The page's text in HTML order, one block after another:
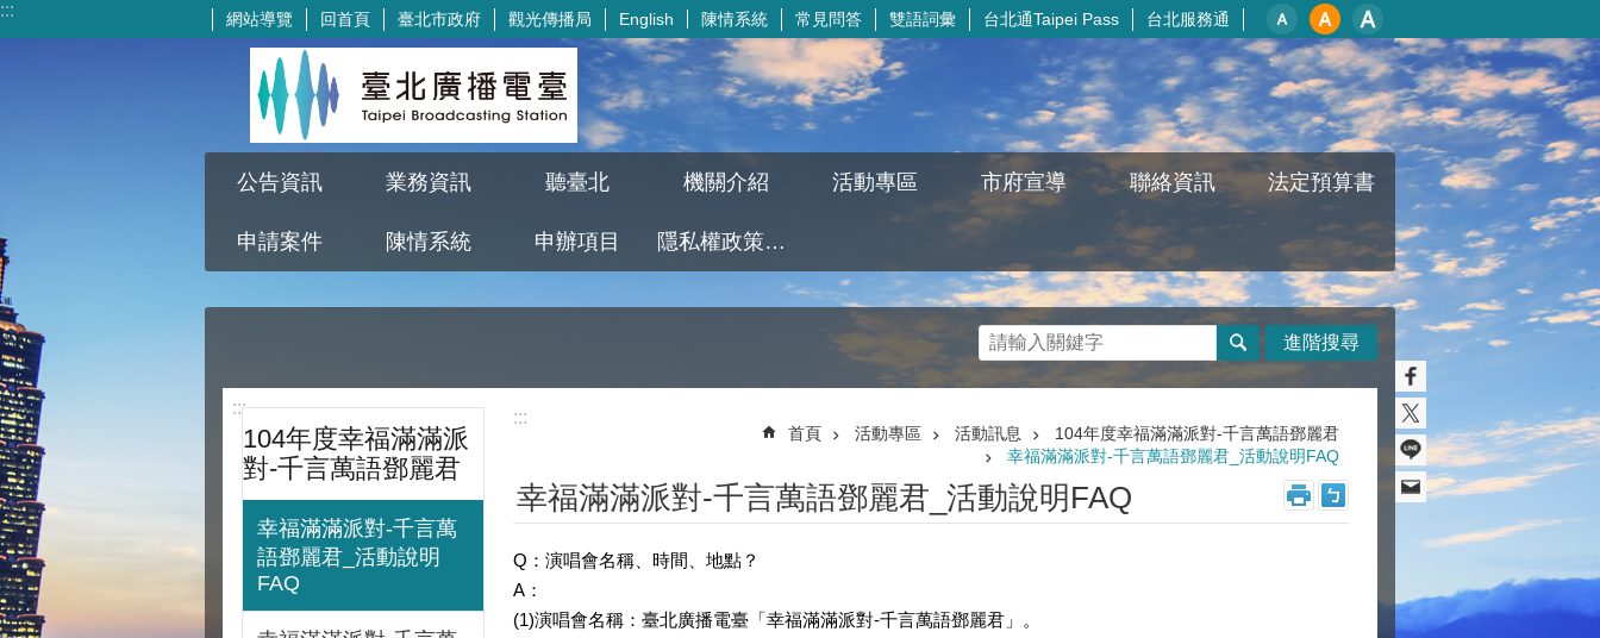
跳到主要內容區塊
::: 網站導覽 回首頁 臺北市政府 觀光傳播局 English 陳情系統 常見問答 雙語詞彙 台北通Taipei Pass 台北服務通
公告資訊 業務資訊 聽臺北 機關介紹 活動專區 市府宣導 聯絡資訊 法定預算書
申請案件 陳情系統 申辦項目 隱私權政策及資訊安全政策
進階搜尋
:::
104年度幸福滿滿派
對-千言萬語鄧麗君
幸福滿滿派對-千言萬
語鄧麗君_活動說明
FAQ
:::
首頁 活動專區 活動訊息
104年度幸福滿滿派對-千言萬語鄧麗君
幸福滿滿派對-千言萬語鄧麗君_活動說明FAQ
幸福滿滿派對-千言萬語鄧麗君_活動說明FAQ
Q：演唱會名稱、時間、地點？
A：
(1)演唱會名稱：臺北廣播電臺「幸福滿滿派對-千言萬語鄧麗君」。